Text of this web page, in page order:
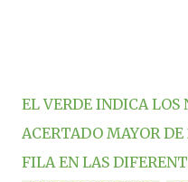
EL VERDE INDICA LOS
ACERTADO MAYOR
FILA EN LAS